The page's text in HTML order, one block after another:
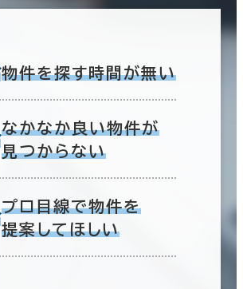
物件を探す時間が無い
なかなか良い物件が
見つからない
プロ目線で物件を
提案してほしい